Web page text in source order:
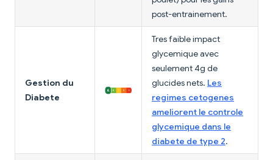
post-entrainement.
Gestion du
Diabete
Tres faible impact
glycemique avec
seulement 4g de
glucides nets. Les
regimes cetogenes
ameliorent le controle
glycemique dans le
diabete de type 2.